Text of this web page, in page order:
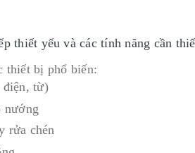
thiết yếu và các tính năng cần
thiết bị phổ biến:
điện, từ)
nướng
rửa chén